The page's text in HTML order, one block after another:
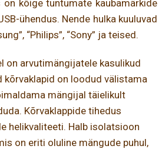
on kõige tuntumate kaubamärkide
ühendus. Nende hulka kuuluvad
“Philips”, “Sony” ja teised.
on arvutimängijatele kasulikud
on loodud välistama
mängijal täielikult
Kõrvaklappide tihedus
helikvaliteeti. Halb isolatsioon
on eriti oluline mängude puhul,